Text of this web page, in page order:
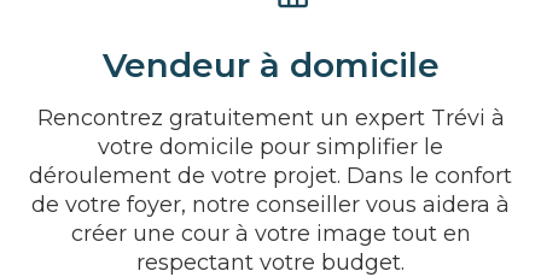
Vendeur à domicile
Rencontrez gratuitement un expert Trévi à
votre domicile pour simplifier le
déroulement de votre projet. Dans le confort
de votre foyer, notre conseiller vous aidera à
créer une cour à votre image tout en
respectant votre budget.